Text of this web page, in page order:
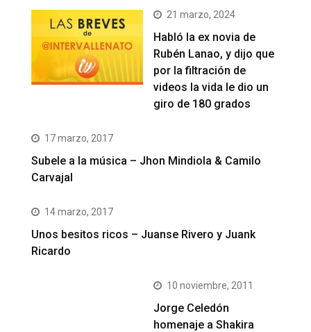
21 marzo, 2024
Habló la ex novia de
Rubén Lanao, y dijo que
por la filtración de
videos la vida le dio un
giro de 180 grados
17 marzo, 2017
Subele a la música – Jhon Mindiola & Camilo
Carvajal
14 marzo, 2017
Unos besitos ricos – Juanse Rivero y Juank
Ricardo
10 noviembre, 2011
Jorge Celedón
homenaje a Shakira